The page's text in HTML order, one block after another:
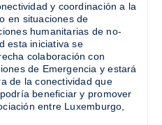
y coordinación a la
en situaciones de
humanitarias de no-
esta iniciativa se
colaboración con
de Emergencia y estará
de la conectividad que
beneficiar y promover
entre Luxemburgo,